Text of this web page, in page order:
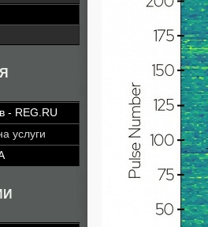
- REG.RU
услуги